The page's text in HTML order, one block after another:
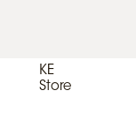
KE
Store